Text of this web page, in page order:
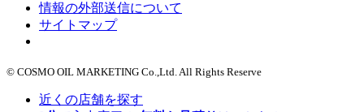
情報の外部送信について
サイトマップ
© COSMO OIL MARKETING Co.,Ltd. All Rights Reserve
近くの店舗を探す